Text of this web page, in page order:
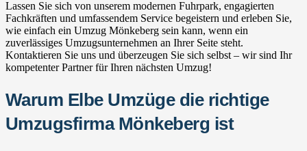
Lassen Sie sich von unserem modernen Fuhrpark, engagierten
Fachkräften und umfassendem Service begeistern und erleben Sie,
wie einfach ein Umzug Mönkeberg sein kann, wenn ein
zuverlässiges Umzugsunternehmen an Ihrer Seite steht.
Kontaktieren Sie uns und überzeugen Sie sich selbst – wir sind Ihr
kompetenter Partner für Ihren nächsten Umzug!
Warum Elbe Umzüge die richtige
Umzugsfirma Mönkeberg ist